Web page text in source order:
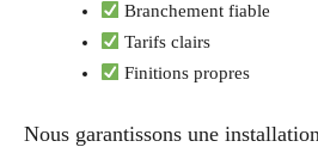
Branchement fiable
Tarifs clairs
Finitions propres
Nous garantissons une